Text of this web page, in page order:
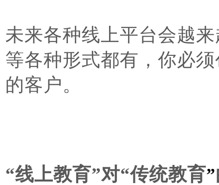
未来各种线上平台会越
等各种形式都有，你必
的客户。
“线上教育”对“传统教育”